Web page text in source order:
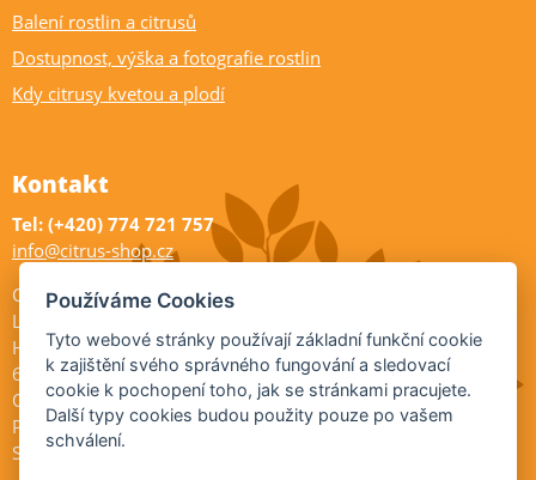
Balení rostlin a citrusů
Dostupnost, výška a fotografie rostlin
Kdy citrusy kvetou a plodí
Kontakt
Tel: (+420) 774 721 757
info@citrus-shop.cz
Citrus shop zahradnictví
Legionářů 2
Hodonín
695 01
Otevřeno:
Po-Pá 9-17
So 9-11:30
Používáme Cookies
Tyto webové stránky používají základní funkční cookie
k zajištění svého správného fungování a sledovací
cookie k pochopení toho, jak se stránkami pracujete.
Další typy cookies budou použity pouze po vašem
schválení.